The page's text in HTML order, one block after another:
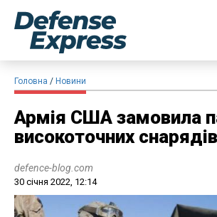
Головна Новини
Армія США замовила
високоточних
defence-blog.com
30 січня 2022, 12:14